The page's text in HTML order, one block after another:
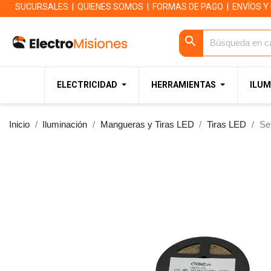
SUCURSALES QUIENES SOMOS FORMAS DE PAGO ENVÍOS
search
ELECTRICIDAD HERRAMIENTAS
Inicio Iluminación Mangueras y Tiras LED Tiras LED